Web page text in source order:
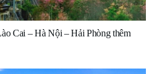
Cai – Hà Nội – Hải Phòng thêm